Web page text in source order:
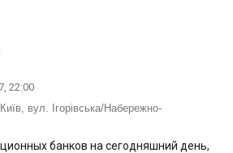
22:00
Київ, вул. Ігорівська/Набережно-
банков на сегодняшний день,